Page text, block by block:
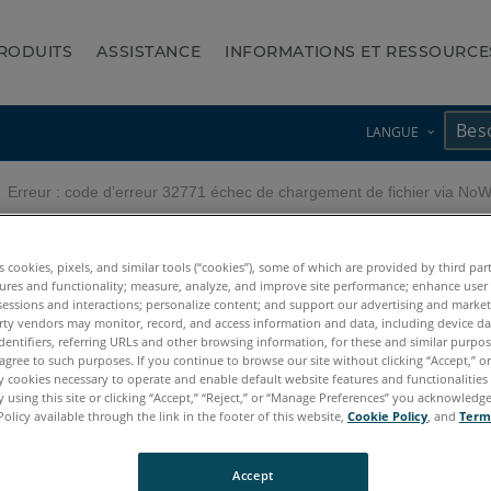
ASSISTANCE INFORMATIONS ET
LANGUE
Erreur : code d’erreur 32771 échec de chargement de fichier via
échec de chargement de
cookies, pixels, and similar tools (“cookies”), some of which are provided by third
and functionality; measure, analyze, and improve site performance; enhance user
and interactions; personalize content; and support our advertising and
vendors may monitor, record, and access information and data, including device
referring URLs and other browsing information, for these and similar
to such purposes. If you continue to browse our site without clicking “Accept,”
cookies necessary to operate and enable default website features and
using this site or clicking “Accept,” “Reject,” or “Manage Preferences” you
available through the link in the footer of this website, Cookie Policy, and
Accept